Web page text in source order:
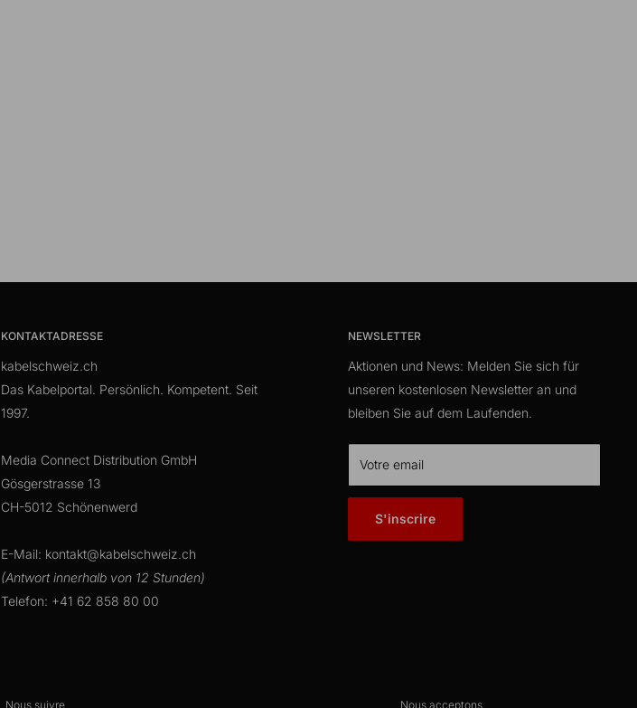
KONTAKTADRESSE
kabelschweiz.ch
Das Kabelportal. Persönlich. Kompetent. Seit
1997.
Media Connect Distribution GmbH
Gösgerstrasse 13
CH-5012 Schönenwerd
E-Mail: kontakt@kabelschweiz.ch
(Antwort innerhalb von 12 Stunden)
Telefon: +41 62 858 80 00
NEWSLETTER
Aktionen und News: Melden Sie sich für
unseren kostenlosen Newsletter an und
bleiben Sie auf dem Laufenden.
Votre email
S'inscrire
Nous suivre Nous acceptons